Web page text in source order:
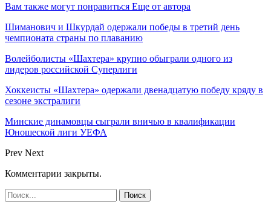
Вам также могут понравиться Еще от автора
Шиманович и Шкурдай одержали победы в третий день
чемпионата страны по плаванию
Волейболисты «Шахтера» крупно обыграли одного из
лидеров российской Суперлиги
Хоккеисты «Шахтера» одержали двенадцатую победу кряду в
сезоне экстралиги
Минские динамовцы сыграли вничью в квалификации
Юношеской лиги УЕФА
Prev Next
Комментарии закрыты.